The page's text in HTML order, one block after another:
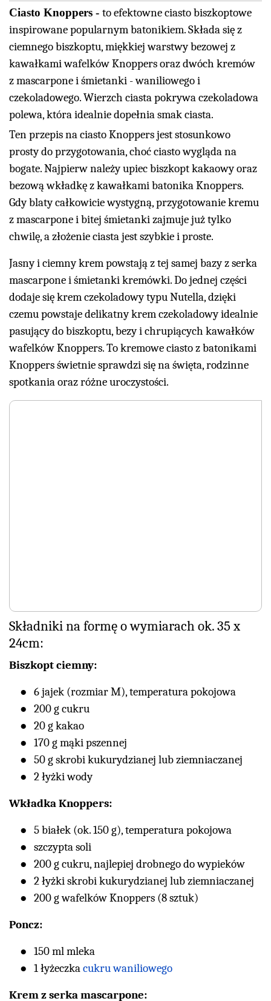
Ciasto Knoppers
to efektowne ciasto biszkoptowe
inspirowane popularnym batonikiem. Składa się z
ciemnego biszkoptu, miękkiej warstwy bezowej z
kawałkami wafelków Knoppers oraz dwóch kremów
z mascarpone i śmietanki - waniliowego i
czekoladowego. Wierzch ciasta pokrywa czekoladowa
polewa, która idealnie dopełnia smak ciasta.
Ten przepis na ciasto Knoppers jest stosunkowo
prosty do przygotowania, choć ciasto wygląda na
bogate. Najpierw należy upiec biszkopt kakaowy oraz
bezową wkładkę z kawałkami batonika Knoppers.
Gdy blaty całkowicie wystygną, przygotowanie kremu
z mascarpone i bitej śmietanki zajmuje już tylko
chwilę, a złożenie ciasta jest szybkie i proste.
Jasny i ciemny krem powstają z tej samej bazy z serka
mascarpone i śmietanki kremówki. Do jednej części
dodaje się krem czekoladowy typu Nutella, dzięki
czemu powstaje delikatny krem czekoladowy idealnie
pasujący do biszkoptu, bezy i chrupiących kawałków
wafelków Knoppers. To kremowe ciasto z batonikami
Knoppers świetnie sprawdzi się na święta, rodzinne
spotkania oraz różne uroczystości.
Składniki na formę o wymiarach ok. 35 x
24cm:
Biszkopt ciemny:
6 jajek (rozmiar M), temperatura pokojowa
200 g cukru
20 g kakao
170 g mąki pszennej
50 g skrobi kukurydzianej lub ziemniaczanej
2 łyżki wody
Wkładka Knoppers:
5 białek (ok. 150 g), temperatura pokojowa
szczypta soli
200 g cukru, najlepiej drobnego do wypieków
2 łyżki skrobi kukurydzianej lub ziemniaczanej
200 g wafelków Knoppers (8 sztuk)
Poncz:
150 ml mleka
1 łyżeczkacukru waniliowego
Krem z serka mascarpone: